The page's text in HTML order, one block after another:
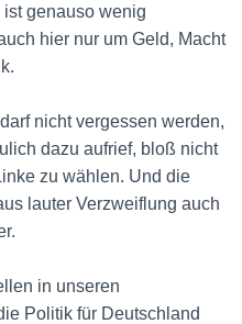
genauso wenig
hier nur um Geld, Macht
nicht vergessen werden,
dazu aufrief, bloß nicht
zu wählen. Und die
lauter Verzweiflung auch
in unseren
Politik für Deutschland